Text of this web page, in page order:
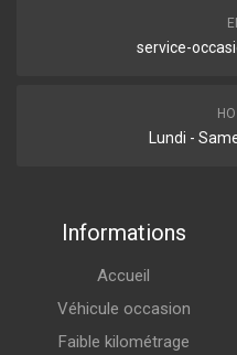
service-
Lundi -
Informations
Accueil
Véhicule occasion
Faible kilométrage